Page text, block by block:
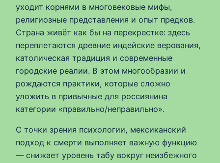
уходит корнями в многовековые мифы,
религиозные представления и опыт предков.
Страна живёт как бы на перекрестке: здесь
переплетаются древние индейские верования,
католическая традиция и современные
городские реалии. В этом многообразии и
рождаются практики, которые сложно
уложить в привычные для россиянина
категории «правильно/неправильно».
С точки зрения психологии, мексиканский
подход к смерти выполняет важную функцию
— снижает уровень табу вокруг неизбежного